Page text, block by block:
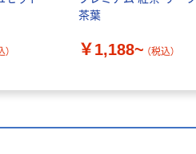
）
茶葉
￥1,188~ （税込）